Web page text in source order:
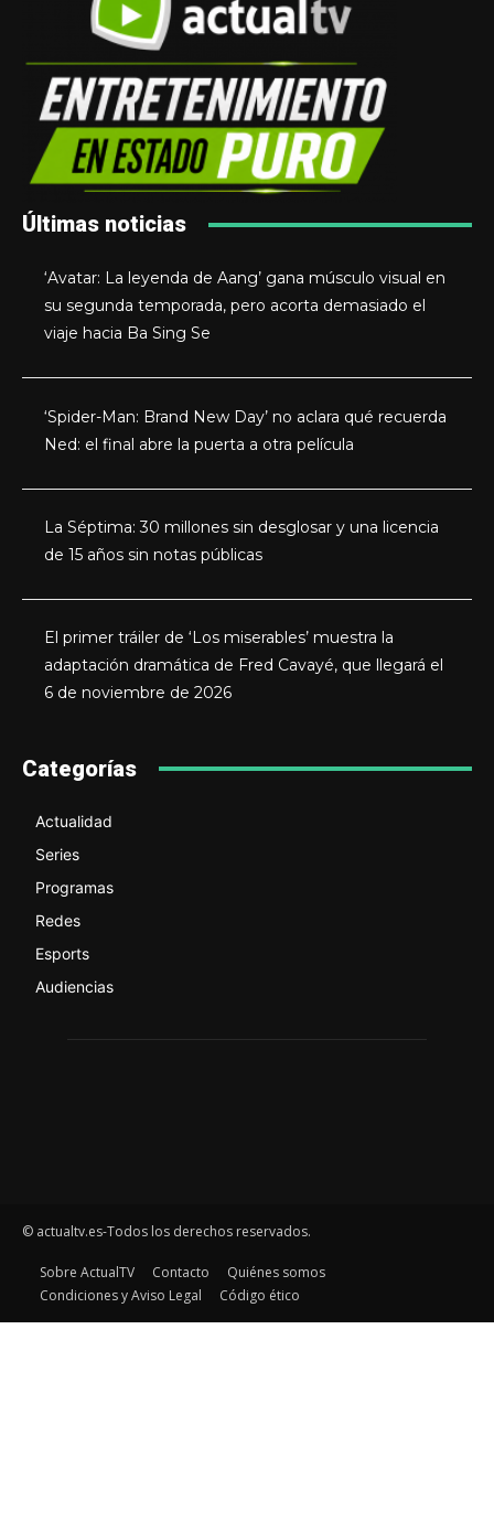
Últimas noticias
‘Avatar: La leyenda de Aang’ gana músculo visual en
su segunda temporada, pero acorta demasiado el
viaje hacia Ba Sing Se
‘Spider-Man: Brand New Day’ no aclara qué recuerda
Ned: el final abre la puerta a otra película
La Séptima: 30 millones sin desglosar y una licencia
de 15 años sin notas públicas
El primer tráiler de ‘Los miserables’ muestra la
adaptación dramática de Fred Cavayé, que llegará el
6 de noviembre de 2026
Categorías
Actualidad
Series
Programas
Redes
Esports
Audiencias
© actualtv.es-Todos los derechos reservados.
Sobre ActualTV Contacto
Quiénes somos
Condiciones y Aviso Legal
Código ético